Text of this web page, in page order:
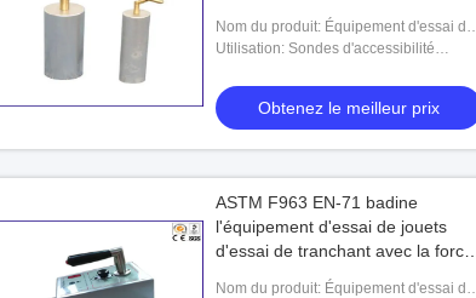
Nom du produit: Équipement d'essai de
jouets
Utilisation: Sondes d'accessibilité
Obtenez le meilleur prix
ASTM F963 EN-71 badine
l'équipement d'essai de jouets
d'essai de tranchant avec la force
Nom du produit: Équipement d'essai de